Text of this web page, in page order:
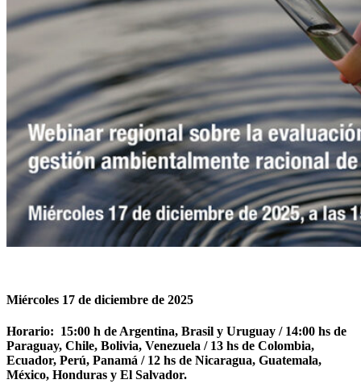
Webinar regional sobre la
Evaluación de las capacidades
para la gestión ambientalmente
racional de los PCBs en los
países de América Latina
Miércoles 17 de diciembre de 2025
Horario: 15:00 h de Argentina, Brasil y Uruguay / 14:00 hs de
Paraguay, Chile, Bolivia, Venezuela / 13 hs de Colombia,
Ecuador, Perú, Panamá / 12 hs de Nicaragua, Guatemala,
México, Honduras y El Salvador.